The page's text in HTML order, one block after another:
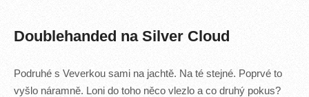
Doublehanded na Silver Cloud
Podruhé s Veverkou sami na jachtě. Na té stejné. Poprvé to
vyšlo náramně. Loni do toho něco vlezlo a co druhý pokus?